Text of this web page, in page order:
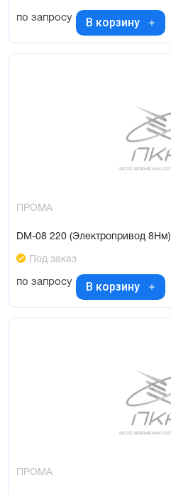
по запросу В корзину
ПРОМА
DM-08 220 (Электропривод 8Нм)
Под заказ
по запросу В корзину
ПРОМА